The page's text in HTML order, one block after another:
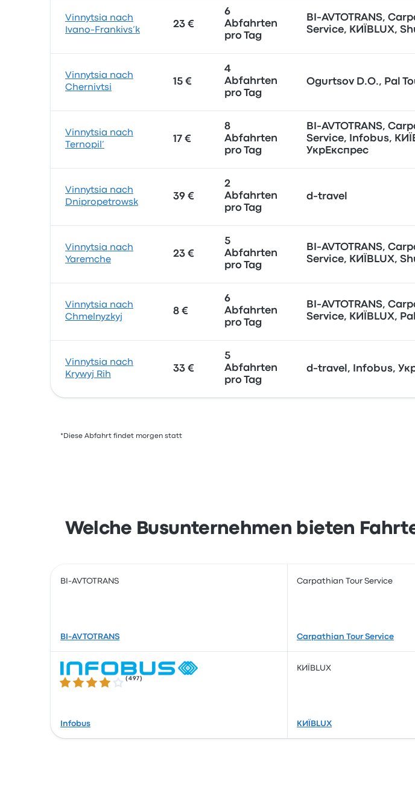
Vinnytsia nach
Ivano-Frankivs’k
23 €
6
Abfahrten
pro Tag
BI-AVTOTRANS,
Service, КИЇВLUX,
Vinnytsia nach
Chernivtsi
15 €
4
Abfahrten
pro Tag
Ogurtsov D.O., Pal
Vinnytsia nach
Ternopil’
17 €
8
Abfahrten
pro Tag
BI-AVTOTRANS,
Service, Infobus,
УкрЕкспрес
Vinnytsia nach
Dnipropetrowsk
39 €
2
Abfahrten
pro Tag
d-travel
Vinnytsia nach
Yaremche
23 €
5
Abfahrten
pro Tag
BI-AVTOTRANS,
Service, КИЇВLUX,
Vinnytsia nach
Chmelnyzkyj
8 €
6
Abfahrten
pro Tag
BI-AVTOTRANS,
Service, КИЇВLUX,
Vinnytsia nach
Krywyj Rih
33 €
5
Abfahrten
pro Tag
d-travel, Infobus,
*Diese Abfahrt findet morgen statt
Welche Busunternehmen bieten
BI-AVTOTRANS
BI-AVTOTRANS
Carpathian Tour Service
Carpathian Tour Service
3.9 von 5 Sternen
( 497 )
Infobus
КИЇВLUX
КИЇВLUX